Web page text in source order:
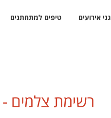
גני אירועים טיפים למתחתנים
רשימת צלמים